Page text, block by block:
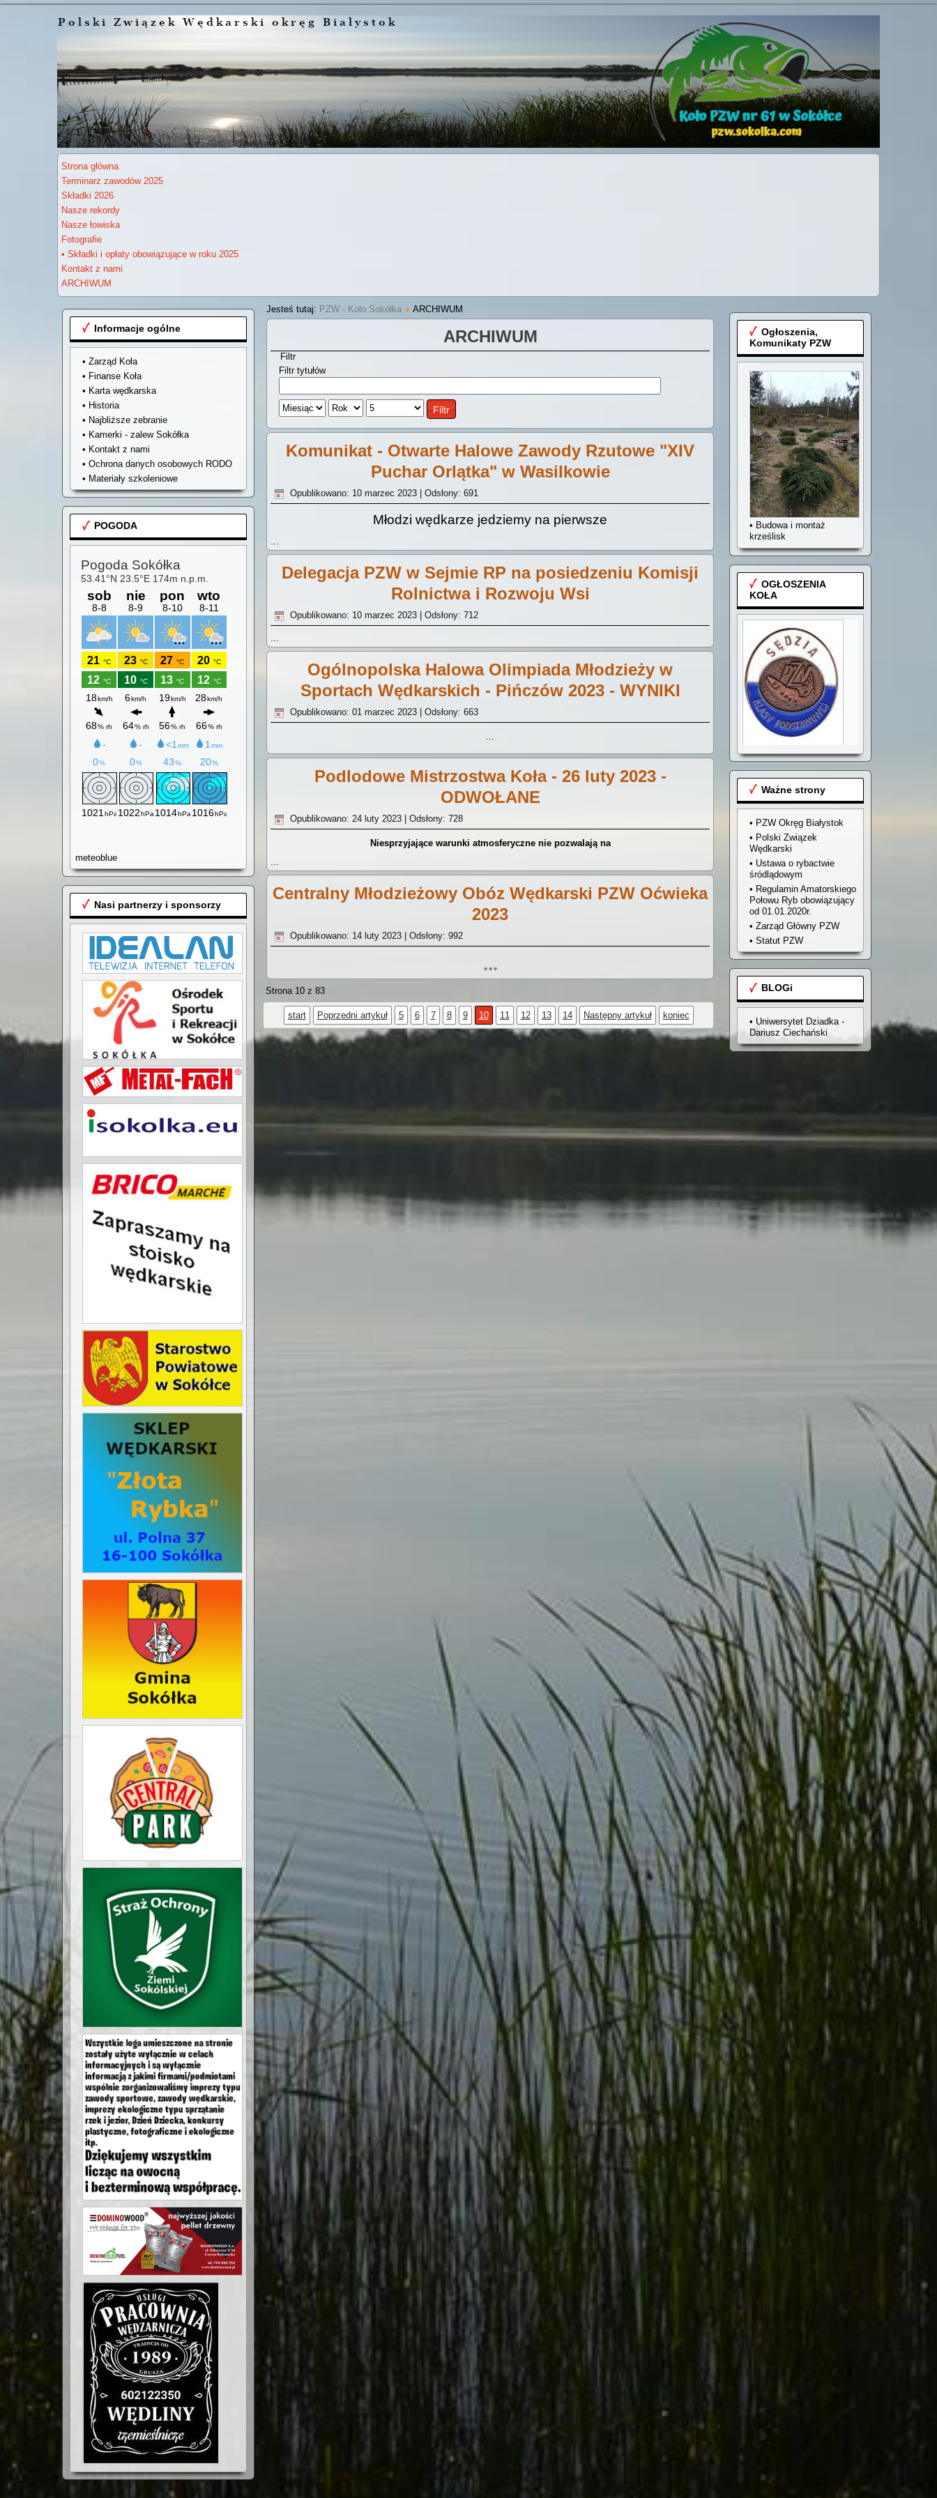
Strona główna
Terminarz zawodów 2025
Składki 2026
Nasze rekordy
Nasze łowiska
Fotografie
• Składki i opłaty obowiązujące w roku 2025
Kontakt z nami
ARCHIWUM
Informacje ogólne
• Zarząd Koła
• Finanse Koła
• Karta wędkarska
• Historia
• Najbliższe zebranie
• Kamerki - zalew Sokółka
• Kontakt z nami
• Ochrona danych osobowych RODO
• Materiały szkoleniowe
POGODA
meteoblue
Nasi partnerzy i sponsorzy
Jesteś tutaj: PZW - Koło Sokółka ARCHIWUM
ARCHIWUM
Filtr
Filtr tytułów
Filtr
Komunikat - Otwarte Halowe Zawody Rzutowe "XIV
Puchar Orlątka" w Wasilkowie
Opublikowano: 10 marzec 2023 Odsłony: 691
Młodzi wędkarze jedziemy na pierwsze
Delegacja PZW w Sejmie RP na posiedzeniu Komisji
Rolnictwa i Rozwoju Wsi
Opublikowano: 10 marzec 2023 Odsłony: 712
Ogólnopolska Halowa Olimpiada Młodzieży w
Sportach Wędkarskich - Pińczów 2023 - WYNIKI
Opublikowano: 01 marzec 2023 Odsłony: 663
Podlodowe Mistrzostwa Koła - 26 luty 2023 -
ODWOŁANE
Opublikowano: 24 luty 2023 Odsłony: 728
Niesprzyjające warunki atmosferyczne nie pozwalają na
Centralny Młodzieżowy Obóz Wędkarski PZW Oćwieka
2023
Opublikowano: 14 luty 2023 Odsłony: 992
...
Strona 10 z 83
start Poprzedni artykuł 5 6 7 8 9 10 11 12 13 14 Następny artykuł koniec
Ogłoszenia,
Komunikaty PZW
• Budowa i montaż
krześlisk
OGŁOSZENIA
KOŁA
Przyjmujemy zgłoszenia
wędkarskich klasy
podstawowej
Ważne strony
• PZW Okręg Białystok
• Polski Związek
Wędkarski
• Ustawa o rybactwie
śródlądowym
• Regulamin Amatorskiego
Połowu Ryb obowiązujący
od 01.01.2020r.
• Zarząd Główny PZW
• Statut PZW
BLOGi
• Uniwersytet Dziadka -
Dariusz Ciechański